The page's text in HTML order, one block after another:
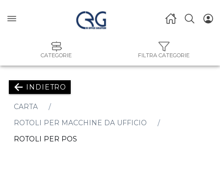
CATEGORIE FILTRA CATEGORIE
INDIETRO
CARTA
ROTOLI PER MACCHINE DA UFFICIO
ROTOLI PER POS